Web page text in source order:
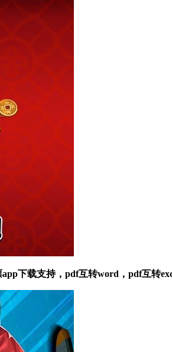
下载支持，pdf互转word，pdf互转